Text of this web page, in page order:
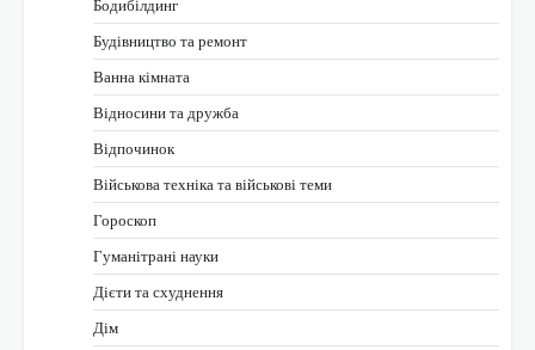
Бодибілдинг
Будівництво та ремонт
Ванна кімната
Відносини та дружба
Відпочинок
Військова техніка та військові теми
Гороскоп
Гуманітрані науки
Дієти та схуднення
Дім